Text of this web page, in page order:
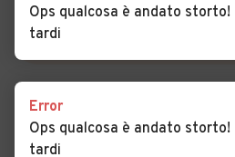
- UFFICIALE
Stile
Cerca altri risultati
Ops qualcosa è andato storto!
tardi
Error
Ops qualcosa è andato storto!
tardi